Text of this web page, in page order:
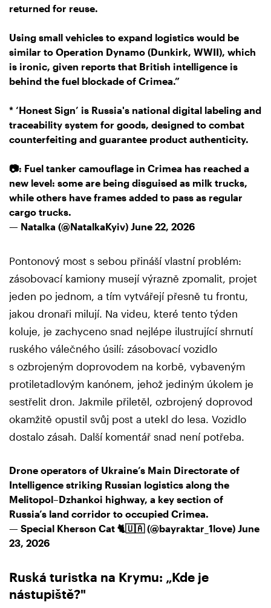
returned for reuse.
Using small vehicles to expand logistics would be
similar to Operation Dynamo (Dunkirk, WWII), which
is ironic, given reports that British intelligence is
behind the fuel blockade of Crimea.”
* ‘Honest Sign’ is Russia's national digital labeling and
traceability system for goods, designed to combat
counterfeiting and guarantee product authenticity.
📷: Fuel tanker camouflage in Crimea has reached a
new level: some are being disguised as milk trucks,
while others have frames added to pass as regular
cargo trucks.
— Natalka (@NatalkaKyiv) June 22, 2026
Pontonový most s sebou přináší vlastní problém:
zásobovací kamiony musejí výrazně zpomalit, projet
jeden po jednom, a tím vytvářejí přesně tu frontu,
jakou dronaři milují. Na videu, které tento týden
koluje, je zachyceno snad nejlépe ilustrující shrnutí
ruského válečného úsilí: zásobovací vozidlo
s ozbrojeným doprovodem na korbě, vybaveným
protiletadlovým kanónem, jehož jediným úkolem je
sestřelit dron. Jakmile přiletěl, ozbrojený doprovod
okamžitě opustil svůj post a utekl do lesa. Vozidlo
dostalo zásah. Další komentář snad není potřeba.
Drone operators of Ukraine’s Main Directorate of
Intelligence striking Russian logistics along the
Melitopol–Dzhankoi highway, a key section of
Russia’s land corridor to occupied Crimea.
— Special Kherson Cat 🐈🇺🇦 (@bayraktar_1love) June
23, 2026
Ruská turistka na Krymu: „Kde je
nástupiště?"